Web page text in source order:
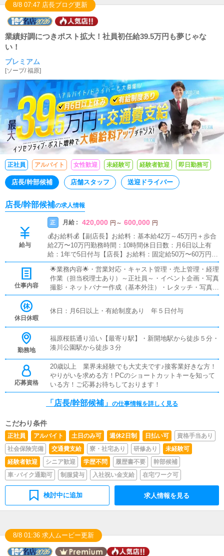
8/8 07:47 店長ブログ更新
業績好調につきポスト拡大！社員初任給39.5万円も夢じゃな
い！
プレミアム
[ソープ/福原]
正社員 アルバイト 女性歓迎 未経験可 経験者歓迎 即日勤務可
店長/幹部候補 店舗スタッフ 送迎ドライバー
店長/幹部候補の求人情報
給与
正 月給 : 420,000 円 ～ 600,000 円
💰お給料💰【副店長】お給料：基本給42万～45万円＋歩合
給2万〜10万円勤務時間：10時間休日日数：月6日以上有
給：1年で5日付与【店長】お給料：固定給50万〜60万円＋
歩合給2％〜10％勤務時間：10時間休日日数：月6日以上有
給：1年で5日付与
仕事内容
🌟業務内容🌟・営業対応・キャスト管理・売上管理・経理
作業（担当税理士あり）～正社員～・イベント企画・写真
撮影・ネットバナー作成（基本外注）・レタッチ・写真修
正（基本外注）・事務作業・WEB管理・画像編集・清掃
休日休暇
休日：月6日以上・有給制度あり 年５日付与
勤務地
福原桜筋通り沿い【最寄り駅】・新開地駅から徒歩５分・
湊川公園駅から徒歩３分
応募資格
20歳以上 業界未経験でも大丈夫です♪接客業好きな方！
やりがいを求める方！PCのショートカットキーを知って
いる方！ご応募お待ちしております！
「店長/幹部候補」 の仕事情報を詳しく見る
こだわり条件
正社員 アルバイト 土日のみ可 週休2日制 日払い可
資格手当あり
社会保険完備
交通費支給 寮・社宅あり 研修あり
未経験可
経験者歓迎
シニア歓迎 学歴不問 履歴書不要
幹部候補
車･バイク通勤可
制服貸与 入社祝い金支給 在宅ワーク可
検討中に追加 求人情報を見る
8/8 01:36 求人ムービー更新